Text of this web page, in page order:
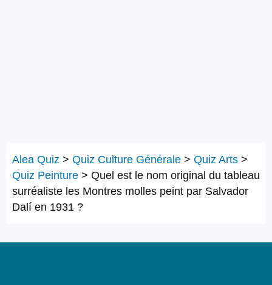
Alea Quiz > Quiz Culture Générale > Quiz Arts >
Quiz Peinture > Quel est le nom original du tableau
surréaliste les Montres molles peint par Salvador
Dalí en 1931 ?